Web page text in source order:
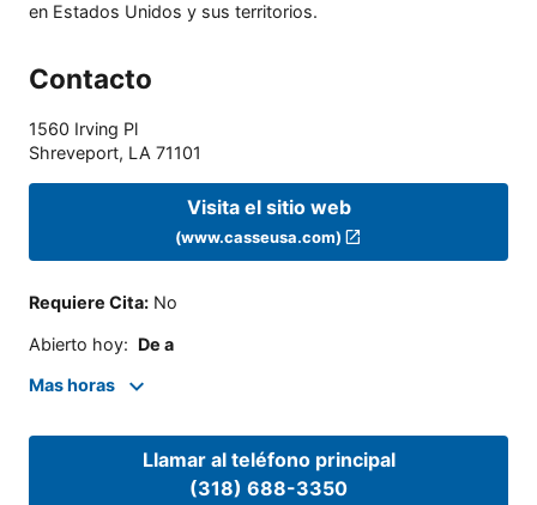
en Estados Unidos y sus territorios.
Contacto
1560 Irving Pl
Shreveport, LA 71101
Visita el sitio web
(www.casseusa.com)
Requiere Cita: No
Abierto hoy: De a
Mas horas
Llamar al teléfono principal
(318) 688-3350